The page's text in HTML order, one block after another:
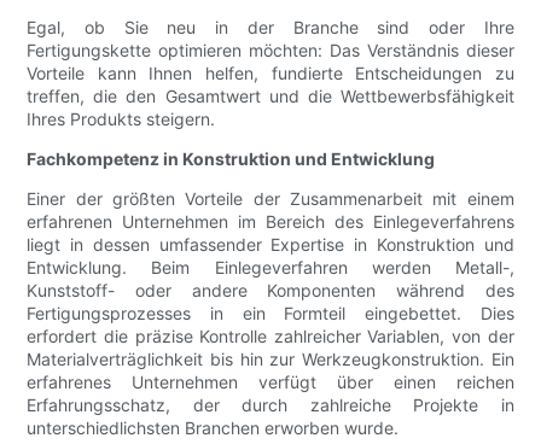
Egal, ob Sie neu in der Branche sind oder Ihre
Fertigungskette optimieren möchten: Das Verständnis dieser
Vorteile kann Ihnen helfen, fundierte Entscheidungen zu
treffen, die den Gesamtwert und die Wettbewerbsfähigkeit
Ihres Produkts steigern.
Fachkompetenz in Konstruktion und Entwicklung
Einer der größten Vorteile der Zusammenarbeit mit einem
erfahrenen Unternehmen im Bereich des Einlegeverfahrens
liegt in dessen umfassender Expertise in Konstruktion und
Entwicklung. Beim Einlegeverfahren werden Metall-,
Kunststoff- oder andere Komponenten während des
Fertigungsprozesses in ein Formteil eingebettet. Dies
erfordert die präzise Kontrolle zahlreicher Variablen, von der
Materialverträglichkeit bis hin zur Werkzeugkonstruktion. Ein
erfahrenes Unternehmen verfügt über einen reichen
Erfahrungsschatz, der durch zahlreiche Projekte in
unterschiedlichsten Branchen erworben wurde.